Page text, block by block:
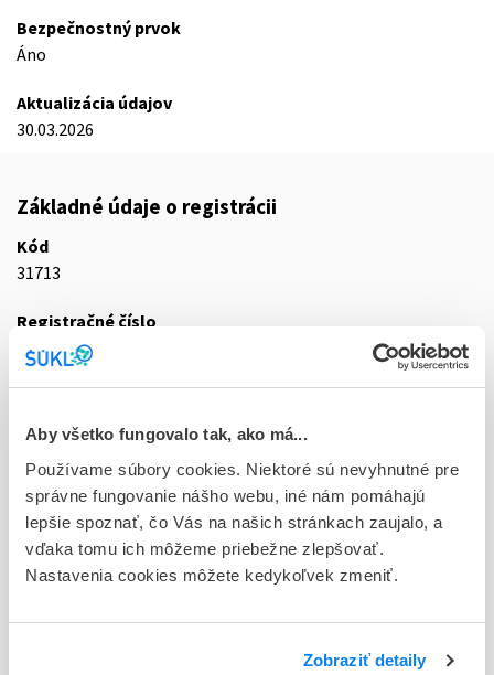
Aby všetko fungovalo tak, ako má...
Používame súbory cookies. Niektoré sú nevyhnutné pre
správne fungovanie nášho webu, iné nám pomáhajú
lepšie spoznať, čo Vás na našich stránkach zaujalo, a
vďaka tomu ich môžeme priebežne zlepšovať.
Nastavenia cookies môžete kedykoľvek zmeniť.
Zobraziť detaily
Bezpečnostný prvok
Áno
Aktualizácia údajov
30.03.2026
Základné údaje o registrácii
Kód
31713
Registračné číslo
87/0195/02-S
sol pnd 1x2,0 l (dvojvak+Luer konektor)
Stav
D - Registrácia bez obmedzenia platnosti
Typ registračnej procedúry
Národná
Držiteľ, krajina